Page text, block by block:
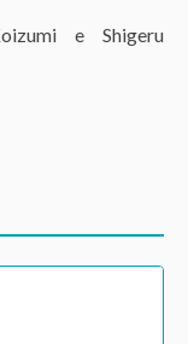
e Shigeru